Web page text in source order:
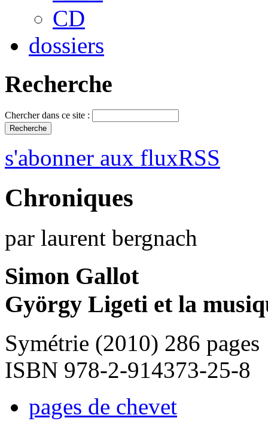
CD
dossiers
Recherche
Chercher dans ce site :
s'abonner aux fluxRSS
Chroniques
par laurent bergnach
Simon Gallot
György Ligeti et la
Symétrie (2010) 286 pages
ISBN 978-2-914373-25-8
pages de chevet